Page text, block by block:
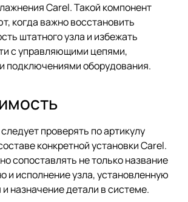
Carel. Такой компонент
когда важно восстановить
штатного узла и избежать
с управляющими цепями,
подключениями оборудования.
проверять по артикулу
конкретной установки Carel.
сопоставлять не только название
и исполнение узла, установленную
назначение детали в системе.